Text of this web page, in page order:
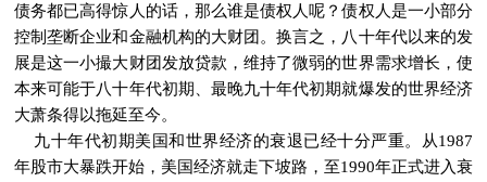
债务都已高得惊人的话，那么谁是债权人呢？债权人是一小部分
控制垄断企业和金融机构的大财团。换言之，八十年代以来的发
展是这一小撮大财团发放贷款，维持了微弱的世界需求增长，使
本来可能于八十年代初期、最晚九十年代初期就爆发的世界经济
大萧条得以拖延至今。
九十年代初期美国和世界经济的衰退已经十分严重。从1987
年股市大暴跌开始，美国经济就走下坡路，至1990年正式进入衰